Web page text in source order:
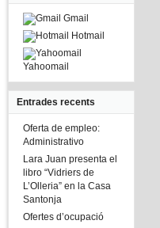
Gmail
Hotmail
Yahoomail
Entrades recents
Oferta de empleo:
Administrativo
Lara Juan presenta el
libro “Vidriers de
L’Olleria” en la Casa
Santonja
Ofertes d’ocupació